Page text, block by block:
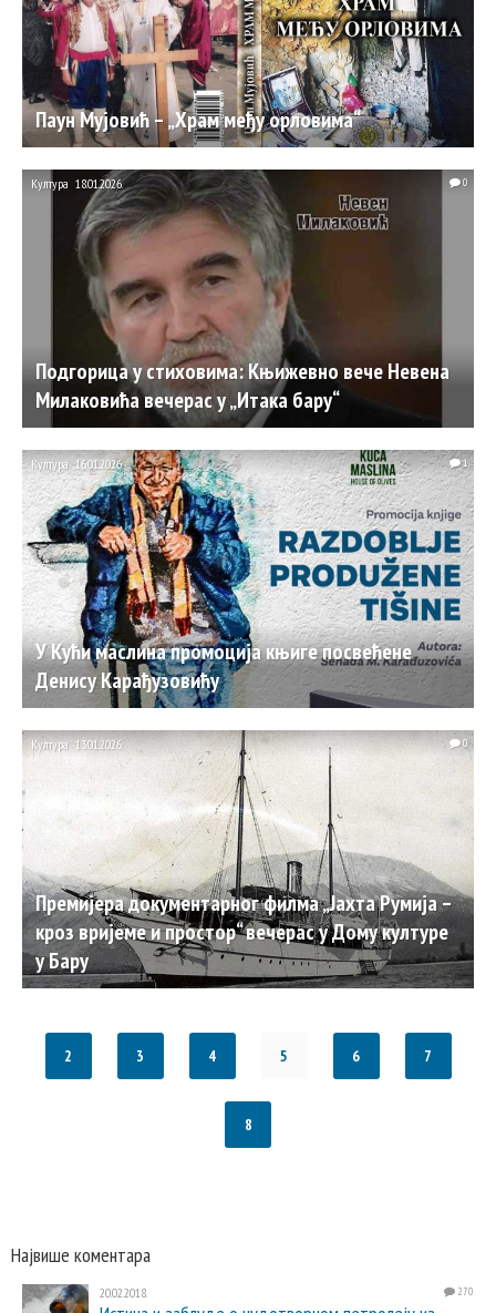
Паун Мујовић – „Храм међу орловима“
Подгорица у стиховима: Књижевно вече Невена
Милаковића вечерас у „Итака бару“
Култура 18.01.2026. 0
У Кући маслина промоција књиге посвећене
Денису Карађузовићу
Култура 16.01.2026. 1
Премијера документарног филма „Јахта Румија –
кроз вријеме и простор“ вечерас у Дому културе
у Бару
Култура 13.01.2026. 0
2 3 4 5 6 7
8
Највише коментара
20.02.2018. 270